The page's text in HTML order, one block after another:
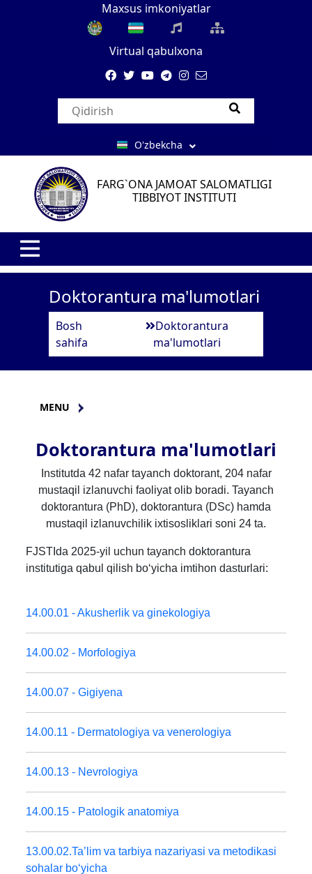
Maxsus imkoniyatlar
Virtual qabulxona
O'zbekcha
FARG`ONA JAMOAT SALOMATLIGI
TIBBIYOT INSTITUTI
Doktorantura ma'lumotlari
Bosh
sahifa
Doktorantura
ma'lumotlari
MENU
Doktorantura ma'lumotlari
Institutda 42 nafar tayanch doktorant, 204 nafar
mustaqil izlanuvchi faoliyat olib boradi. Tayanch
doktorantura (PhD), doktorantura (DSc) hamda
mustaqil izlanuvchilik ixtisosliklari soni 24 ta.
FJSTIda 2025-yil uchun tayanch doktorantura
institutiga qabul qilish bo‘yicha imtihon dasturlari:
14.00.01 - Akusherlik va ginekologiya
14.00.02 - Morfologiya
14.00.07 - Gigiyena
14.00.11 - Dermatologiya va venerologiya
14.00.13 - Nevrologiya
14.00.15 - Patologik anatomiya
13.00.02.Ta’lim va tarbiya nazariyasi va metodikasi
sohalar boʻyicha